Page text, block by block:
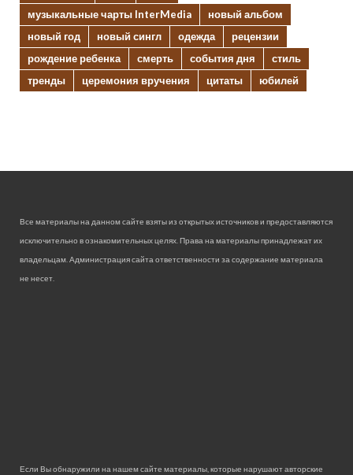
музыкальные чарты InterMedia
новый альбом
новый год
новый сингл одежда
рецензии
рождение ребенка
смерть события дня
стиль
тренды
церемония вручения цитаты юбилей
Все материалы на данном сайте взяты из открытых источников и предоставляются
исключительно в ознакомительных целях. Права на материалы принадлежат их
владельцам. Администрация сайта ответственности за содержание материала
не несет.
Если Вы обнаружили на нашем сайте материалы, которые нарушают авторские